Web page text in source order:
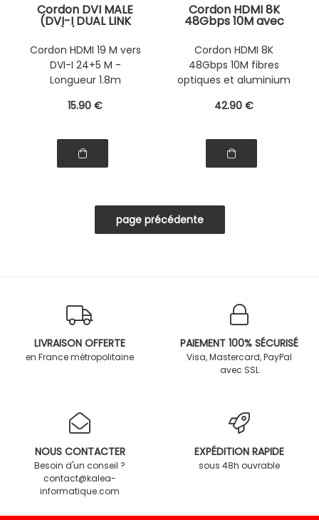
Cordon DVI MALE
(DVI-I DUAL LINK
24+5) / HDMI MALE
(19 POINTS) - CABLE
1.8M
Cordon HDMI 19 M vers
DVI-I 24+5 M -
Longueur 1.8m
15.90 €
Cordon HDMI 8K
48Gbps 10M avec
cœur en fibres
optiques et
aluminium pur,
isolation aluminium
et enveloppe
externe nylon
Cordon HDMI 8K
48Gbps 10M fibres
optiques et aluminium
42.90 €
LIVRAISON OFFERTE
en France métropolitaine
PAIEMENT 100% SÉCURISÉ
Visa, Mastercard, PayPal
avec SSL
NOUS CONTACTER
Besoin d'un conseil ?
contact@kalea-
informatique.com
EXPÉDITION RAPIDE
sous 48h ouvrable